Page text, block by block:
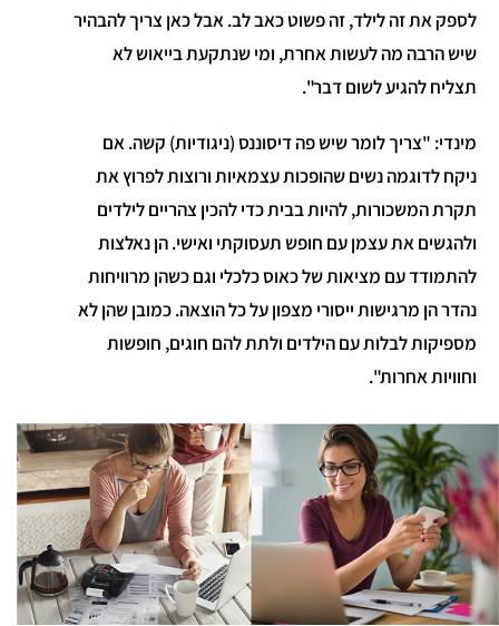
לספק את זה לילד, זה פשוט כאב לב. אבל כאן צריך להבהיר
שיש הרבה מה לעשות אחרת, ומי שנתקעת בייאוש לא
תצליח להגיע לשום דבר".
מינדי: "צריך לומר שיש פה דיסוננס (ניגודיות) קשה. אם
ניקח לדוגמה נשים שהופכות עצמאיות ורוצות לפרוץ את
תקרת המשכורות, להיות בבית כדי להכין צהריים לילדים
ולהגשים את עצמן עם חופש תעסוקתי ואישי. הן נאלצות
להתמודד עם מציאות של כאוס כלכלי וגם כשהן מרוויחות
נהדר הן מרגישות ייסורי מצפון על כל הוצאה. כמובן שהן לא
מספיקות לבלות עם הילדים ולתת להם חוגים, חופשות
וחוויות אחרות".